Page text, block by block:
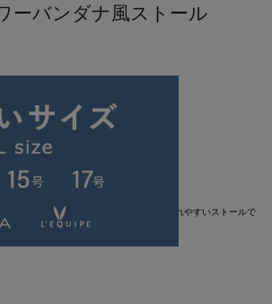
ーバンダナ風ストール
ンダナ柄が印象的なスタイリングに取り入れやすいストールで